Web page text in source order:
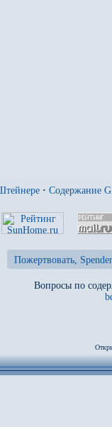
· Содержание
Пожертвовать,
Вопросы по